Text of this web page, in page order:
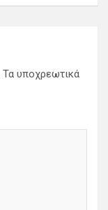
Τα υποχρεωτικά